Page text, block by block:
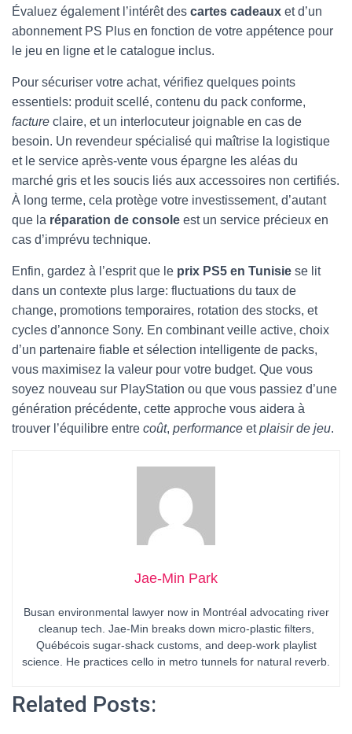
Évaluez également l’intérêt des cartes cadeaux et d’un
abonnement PS Plus en fonction de votre appétence pour
le jeu en ligne et le catalogue inclus.
Pour sécuriser votre achat, vérifiez quelques points
essentiels: produit scellé, contenu du pack conforme,
facture claire, et un interlocuteur joignable en cas de
besoin. Un revendeur spécialisé qui maîtrise la logistique
et le service après-vente vous épargne les aléas du
marché gris et les soucis liés aux accessoires non certifiés.
À long terme, cela protège votre investissement, d’autant
que la réparation de console est un service précieux en
cas d’imprévu technique.
Enfin, gardez à l’esprit que le prix PS5 en Tunisie se lit
dans un contexte plus large: fluctuations du taux de
change, promotions temporaires, rotation des stocks, et
cycles d’annonce Sony. En combinant veille active, choix
d’un partenaire fiable et sélection intelligente de packs,
vous maximisez la valeur pour votre budget. Que vous
soyez nouveau sur PlayStation ou que vous passiez d’une
génération précédente, cette approche vous aidera à
trouver l’équilibre entre coût, performance etplaisir de jeu.
Jae-Min Park
Busan environmental lawyer now in Montréal advocating river
cleanup tech. Jae-Min breaks down micro-plastic filters,
Québécois sugar-shack customs, and deep-work playlist
science. He practices cello in metro tunnels for natural reverb.
Related Posts: